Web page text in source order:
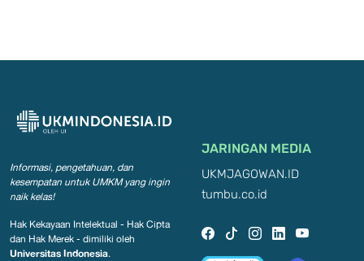
Informasi, pengetahuan, dan
kesempatan untuk UMKM yang ingin
naik kelas!
Hak Kekayaan Intelektual - Hak Cipta
dan Hak Merek - dimiliki oleh
Universitas Indonesia.
JARINGAN MEDIA
UKMJAGOWAN.ID
tumbu.co.id